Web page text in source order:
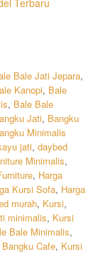
Bale Jati Jepara,
Kanopi, Bale
, Bale Bale
Jati, Bangku
Minimalis
jati, daybed
Minimalis,
, Harga
Kursi Sofa, Harga
murah, Kursi,
minimalis, Kursi
Bale Minimalis,
Cafe, Kursi